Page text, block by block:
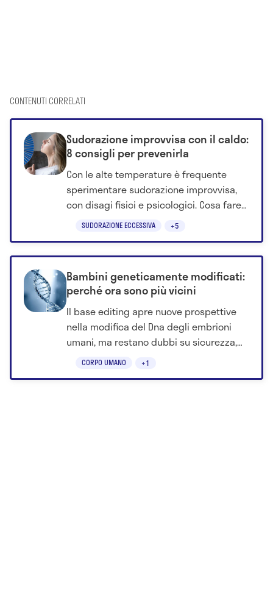
CONTENUTI CORRELATI
SUDORAZIONE ECCESSIVA +5
Sudorazione improvvisa con il caldo:
8 consigli per prevenirla
Con le alte temperature è frequente
sperimentare sudorazione improvvisa,
con disagi fisici e psicologici. Cosa fare
per contrastarla? Scoprilo qui.
CORPO UMANO +1
Bambini geneticamente modificati:
perché ora sono più vicini
Il base editing apre nuove prospettive
nella modifica del Dna degli embrioni
umani, ma restano dubbi su sicurezza,
mosaicismo e implicazioni etiche.